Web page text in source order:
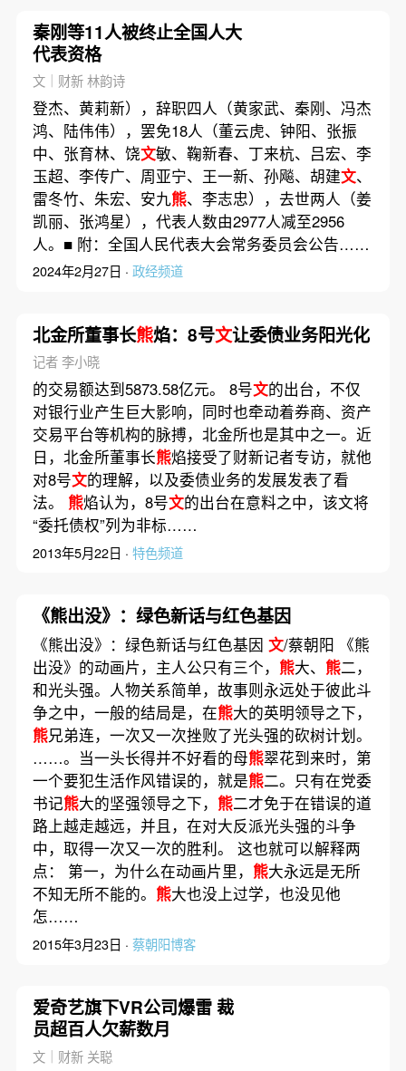
秦刚等11人被终止全国人大
代表资格
文｜财新 林韵诗
登杰、黄莉新），辞职四人（黄家武、秦刚、冯杰
鸿、陆伟伟），罢免18人（董云虎、钟阳、张振
中、张育林、饶文敏、鞠新春、丁来杭、吕宏、李
玉超、李传广、周亚宁、王一新、孙飚、胡建文、
雷冬竹、朱宏、安九熊、李志忠），去世两人（姜
凯丽、张鸿星），代表人数由2977人减至2956
人。■ 附：全国人民代表大会常务委员会公告……
2024年2月27日 · 政经频道
北金所董事长熊焰：8号文让委债业务阳光化
记者 李小晓
的交易额达到5873.58亿元。 8号文的出台，不仅
对银行业产生巨大影响，同时也牵动着券商、资产
交易平台等机构的脉搏，北金所也是其中之一。近
日，北金所董事长熊焰接受了财新记者专访，就他
对8号文的理解，以及委债业务的发展发表了看
法。 熊焰认为，8号文的出台在意料之中，该文将
“委托债权”列为非标……
2013年5月22日 · 特色频道
《熊出没》：绿色新话与红色基因
《熊出没》：绿色新话与红色基因 文/蔡朝阳 《熊
出没》的动画片，主人公只有三个， 熊大、 熊二，
和光头强。人物关系简单，故事则永远处于彼此斗
争之中，一般的结局是，在熊大的英明领导之下，
熊兄弟连，一次又一次挫败了光头强的砍树计划。
……。当一头长得并不好看的母熊翠花到来时，第
一个要犯生活作风错误的，就是熊二。只有在党委
书记熊大的坚强领导之下， 熊二才免于在错误的道
路上越走越远，并且，在对大反派光头强的斗争
中，取得一次又一次的胜利。 这也就可以解释两
点： 第一，为什么在动画片里， 熊大永远是无所
不知无所不能的。 熊大也没上过学，也没见他
怎……
2015年3月23日 · 蔡朝阳博客
爱奇艺旗下VR公司爆雷 裁
员超百人欠薪数月
文｜财新 关聪